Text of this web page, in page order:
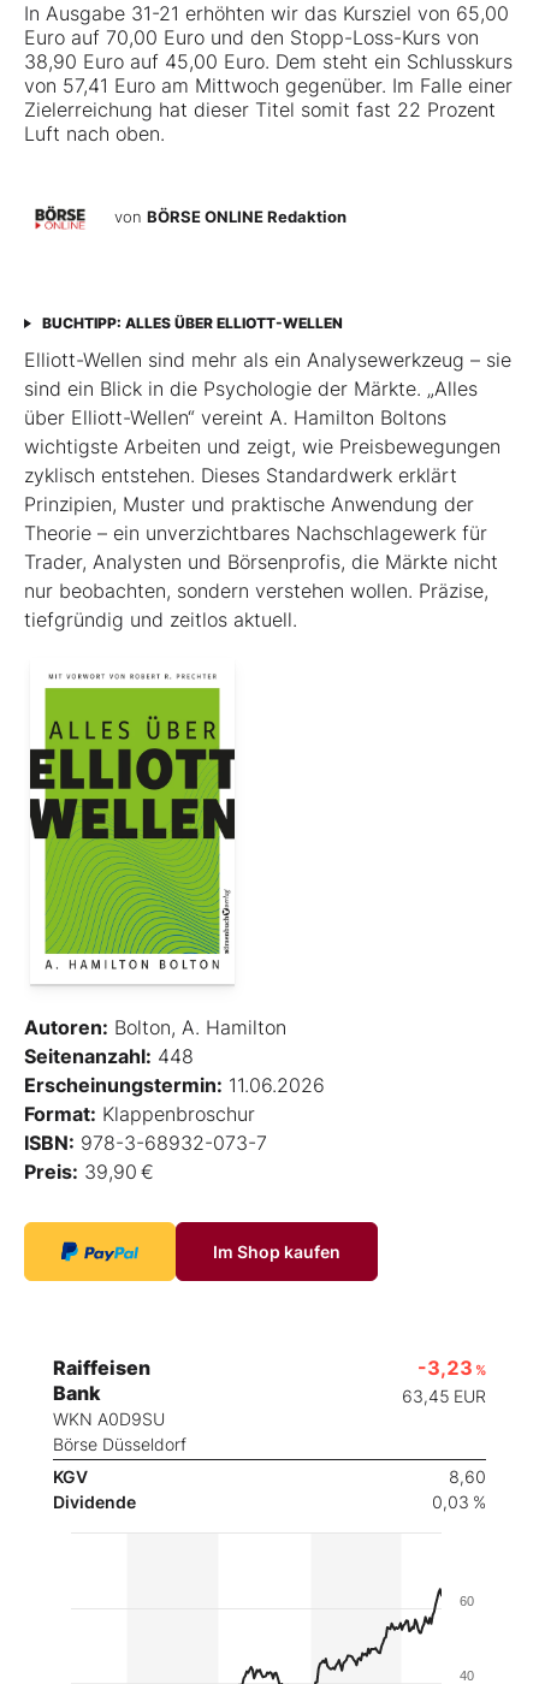
In Ausgabe 31-21 erhöhten wir das Kursziel von 65,00
Euro auf 70,00 Euro und den Stopp-Loss-Kurs von
38,90 Euro auf 45,00 Euro. Dem steht ein Schlusskurs
von 57,41 Euro am Mittwoch gegenüber. Im Falle einer
Zielerreichung hat dieser Titel somit fast 22 Prozent
Luft nach oben.
von BÖRSE ONLINE Redaktion
BUCHTIPP: ALLES ÜBER ELLIOTT-WELLEN
Elliott-Wellen sind mehr als ein Analysewerkzeug – sie
sind ein Blick in die Psychologie der Märkte. „Alles
über Elliott-Wellen“ vereint A. Hamilton Boltons
wichtigste Arbeiten und zeigt, wie Preisbewegungen
zyklisch entstehen. Dieses Standardwerk erklärt
Prinzipien, Muster und praktische Anwendung der
Theorie – ein unverzichtbares Nachschlagewerk für
Trader, Analysten und Börsenprofis, die Märkte nicht
nur beobachten, sondern verstehen wollen. Präzise,
tiefgründig und zeitlos aktuell.
Autoren: Bolton, A. Hamilton
Seitenanzahl: 448
Erscheinungstermin: 11.06.2026
Format: Klappenbroschur
ISBN: 978-3-68932-073-7
Preis: 39,90 €
Im Shop kaufen
Raiffeisen
Bank
WKN A0D9SU
Börse Düsseldorf
-3,23 %
63,45 EUR
KGV
8,60
Dividende
0,03 %
40
60